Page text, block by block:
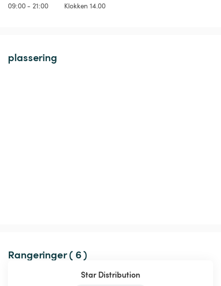
09:00 - 21:00 Klokken 14.00
plassering
Rangeringer ( 6 )
Star Distribution